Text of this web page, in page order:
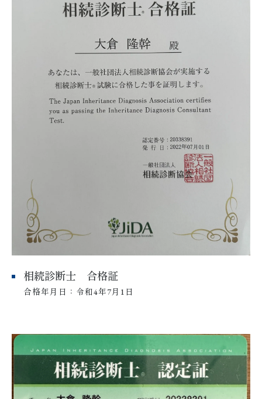
相続診断士 合格証
合格年月日：令和4年7月1日